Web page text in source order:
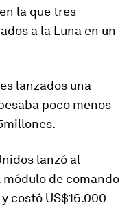
la que tres
a la Luna en un
lanzados una
poco menos
lanzó al
de comando
costó US$16.000